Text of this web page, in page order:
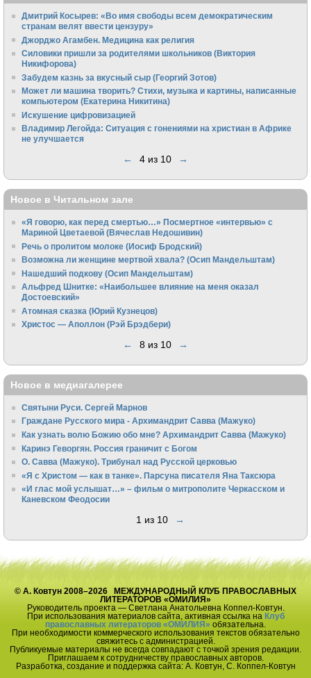
Дмитрий Косырев: «Во имя свободы всем демократическим
странам велят ввести цензуру»
Джорджо Агамбен. Медицина как религия
Силовики пришли за родителями школьников (Виктория
Никифорова)
Забудем казнь за вкусный сыр (Георгий Зотов)
Может ли машина творить? Стихи, музыка и картины, написанные
компьютером (Екатерина Никитина)
Искушение цифровизацией
Владимир Легойда: Ситуация с гонениями на христиан в Африке
не улучшается
← 4 из 10 →
Новое в Читальном зале
«Я говорю, как перед смертью…» Посмертное «интервью» с
Мариной Цветаевой (Вячеслав Недошивин)
Речь о пролитом молоке (Иосиф Бродский)
Возможна ли женщине мертвой хвала? (Осип Мандельштам)
Нашедший подкову (Осип Мандельштам)
Альфред Шнитке: «Наибольшее влияние на меня оказал
Достоевский»
Атомная сказка (Юрий Кузнецов)
Христос — Аполлон (Рэй Брэдбери)
← 8 из 10 →
Новое в медиагалерее
Святыни Руси. Сергей Марнов
Граждане Русского мира - Архимандрит Савва (Мажуко)
Как узнать волю Божию обо мне? Архимандрит Савва (Мажуко)
Каринэ Геворгян. Россия граничит с Богом
О. Савва (Мажуко). Трибунал над Русской церковью
«Я с Христом — как в танке». Парсуна писателя Яна Таксюра
«И глас мой услышат…» – фильм о митрополите Черкасском и
Каневском Феодосии
1 из 10 →
© А. Ковтун 2008–2026 МЕЖДУНАРОДНЫЙ КЛУБ ПРАВОСЛАВНЫХ
ЛИТЕРАТОРОВ «ОМИЛИЯ»
Руководитель проекта — Светлана Анатольевна Коппел-Ковтун.
При использования материалов сайта, активная ссылка на Клуб
православных литераторов «ОМИЛИЯ» обязательна.
При необходимости коммерческого использования текстов обязательно
свяжитесь с администрацией.
Публикуемые материалы не всегда совпадают с точкой зрения редакции.
Приглашаем к сотрудничеству православных авторов.
Разработка, создание и поддержка сайта: А. Ковтун, С. Коппел-Ковтун